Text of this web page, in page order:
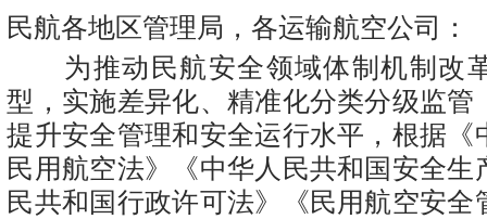
民航各地区管理局，各运输航空公司：
为推动民航安全领域体制机制改
型，实施差异化、精准化分类分级监管
提升安全管理和安全运行水平，根据《
民用航空法》《中华人民共和国安全生
民共和国行政许可法》《民用航空安全